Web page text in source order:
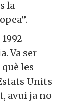
la
Va ser
les
Units
avui ja no